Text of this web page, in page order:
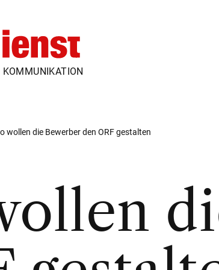
wollen die Bewerber den ORF gestalten